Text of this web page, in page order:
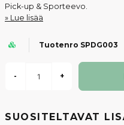
Pick-up & Sporteevo.
Lue lisää
Tuotenro SPDG003
- +
SUOSITELTAVAT